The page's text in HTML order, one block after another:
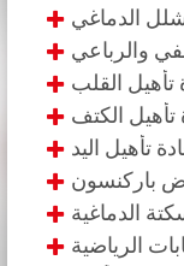
الدماغي
والرباعي
تأهيل القلب
تأهيل الكتف
تأهيل اليد
باركنسون
الدماغية
الرياضية